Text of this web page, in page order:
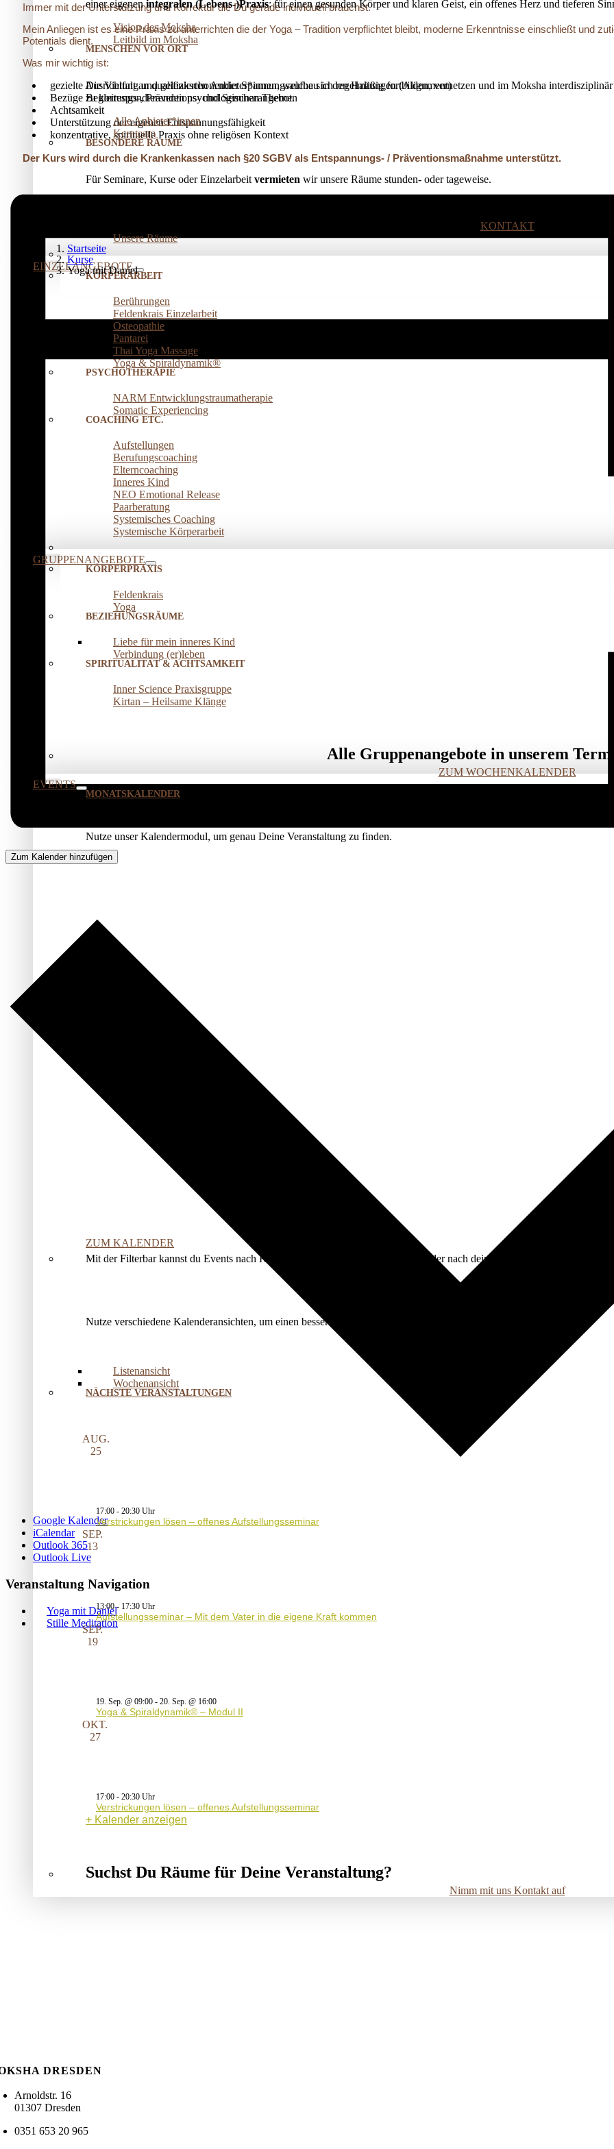
einer eigenenintegralen (Lebens-)Praxis: für einen gesunden Körper und klaren Geist, ein offenes Herz und tieferen
Vision des Moksha
Leitbild im Moksha
MENSCHEN VOR ORT
Die Vielfalt an qualifizierten Anbieter*innen, welche sich regelmäßig fortbilden, vernetzen und im Moksha
Begleitungs-, Präventions­- und Seminarangebot.
Alle Anbieter*innen
Kernteam
BESONDERE RÄUME
Für Seminare, Kurse oder Einzelarbeit vermieten wir unsere Räume stunden- oder tageweise.
KONTAKT
Unsere Räume
EINZELANGEBOTE
KÖRPERARBEIT
Berührungen
Feldenkrais Einzelarbeit
Osteopathie
Pantarei
Thai Yoga Massage
Yoga & Spiraldynamik®
PSYCHOTHERAPIE
NARM Entwicklungstraumatherapie
Somatic Experiencing
COACHING ETC.
Aufstellungen
Berufungscoaching
Elterncoaching
Inneres Kind
NEO Emotional Release
Paarberatung
Systemisches Coaching
Systemische Körperarbeit
GRUPPENANGEBOTE
KÖRPERPRAXIS
Feldenkrais
Yoga
BEZIEHUNGSRÄUME
Liebe für mein inneres Kind
Verbindung (er)leben
SPIRITUALITÄT & ACHTSAMKEIT
Inner Science Praxisgruppe
Kirtan – Heilsame Klänge
Alle Gruppenangebote in unserem
ZUM WOCHENKALENDER
EVENTS
MONATSKALENDER
Nutze unser Kalendermodul, um genau Deine Veranstaltung zu finden.
ZUM KALENDER
Mit der Filterbar kannst du Events nach Kategorien (z. B. Kurse, Seminare…) oder nach deinem*r gewünschten
Nutze verschiedene Kalenderansichten, um einen besseren Überblick zu bekommen.
Listenansicht
Wochenansicht
NÄCHSTE VERANSTALTUNGEN
AUG.
25
17:00 - 20:30
Verstrickungen lösen – offenes Aufstellungsseminar
SEP.
13
13:00- 17:30
Aufstellungsseminar – Mit dem Vater in die eigene Kraft kommen
SEP.
19
19. Sep. @ 09:00 - 20. Sep. @ 16:00
Yoga & Spiraldynamik® – Modul II
OKT.
27
17:00 - 20:30
Verstrickungen lösen – offenes Aufstellungsseminar
Kalender anzeigen
Suchst Du Räume für Deine Veranstaltung?
Nimm mit uns Kontakt auf
Startseite
Kurse
Yoga mit Daniel
Immer mit der Unterstützung und Korrektur die Du gerade individuell brauchst.
Mein Anliegen ist es eine Praxis zu unterrichten die der Yoga – Tradition verpflichtet bleibt, moderne Erkenntnisse einschließt und
Potentials dient.
Was mir wichtig ist:
gezielte Ausrichtung und gelenkschonender Spannungsaufbau in den Haltungen (Alignment)
Bezüge zu korrespondierenden psychologischen Themen
Achtsamkeit
Unterstützung der eigenen Entspannungsfähigkeit
konzentrative, spirituelle Praxis ohne religösen Kontext
Der Kurs wird durch die Krankenkassen nach §20 SGBV als Entspannungs- / Präventions­maßnahme unterstützt.
Zum Kalender hinzufügen
Google Kalender
iCalendar
Outlook 365
Outlook Live
Veranstaltung Navigation
Yoga mit Daniel
Stille Meditation
DRESDEN
Arnoldstr. 16
01307 Dresden
0351 653 20 965